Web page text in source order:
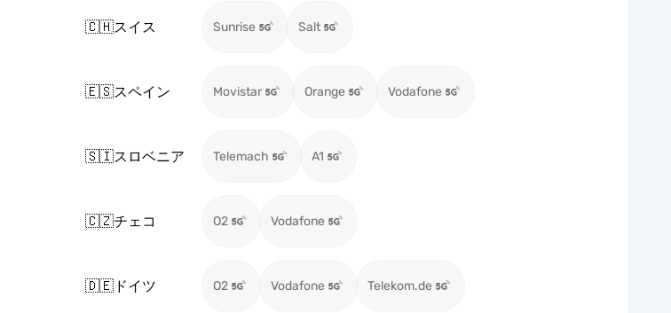
🇨🇭スイス Sunrise Salt
🇪🇸スペイン Movistar Orange Vodafone
🇸🇮スロベニア Telemach A1
🇨🇿チェコ O2 Vodafone
🇩🇪 ドイツ O2 Vodafone Telekom.de